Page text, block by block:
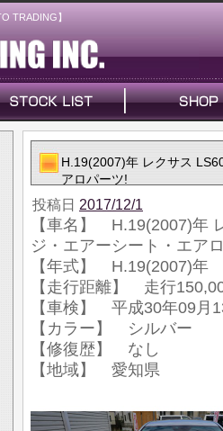
TRADING】
H.19(2007)年 レクサス
アロパーツ!
投稿日 2017/12/1
【車名】 H.19(2007)年
ジ・エアーシート・エア
【年式】 H.19(2007)年
【走行距離】 走行
【車検】 平成30年09月
【カラー】 シルバー
【修復歴】 なし
【地域】 愛知県